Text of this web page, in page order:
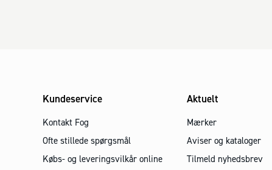
Kundeservice
Kontakt Fog
Ofte stillede spørgsmål
Købs- og leveringsvilkår online
Aktuelt
Mærker
Aviser og kataloger
Tilmeld nyhedsbrev